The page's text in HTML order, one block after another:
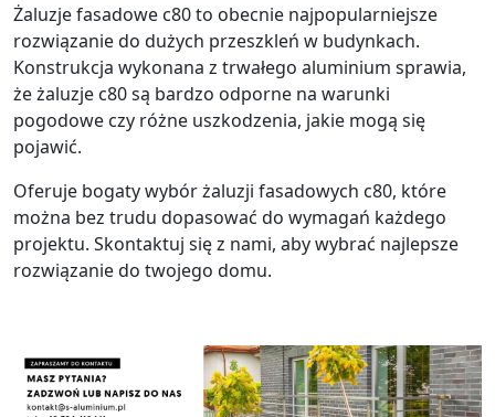
Żaluzje fasadowe c80 to obecnie najpopularniejsze
rozwiązanie do dużych przeszkleń w budynkach.
Konstrukcja wykonana z trwałego aluminium sprawia,
że żaluzje c80 są bardzo odporne na warunki
pogodowe czy różne uszkodzenia, jakie mogą się
pojawić.
Oferuje bogaty wybór żaluzji fasadowych c80, które
można bez trudu dopasować do wymagań każdego
projektu. Skontaktuj się z nami, aby wybrać najlepsze
rozwiązanie do twojego domu.